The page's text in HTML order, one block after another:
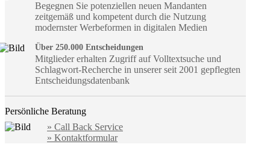
Begegnen Sie potenziellen neuen Mandanten
zeitgemäß und kompetent durch die Nutzung
modernster Werbeformen in digitalen Medien
Über 250.000 Entscheidungen
Mitglieder erhalten Zugriff auf Volltextsuche und
Schlagwort-Recherche in unserer seit 2001 gepflegten
Entscheidungsdatenbank
Persönliche Beratung
» Call Back Service
» Kontaktformular